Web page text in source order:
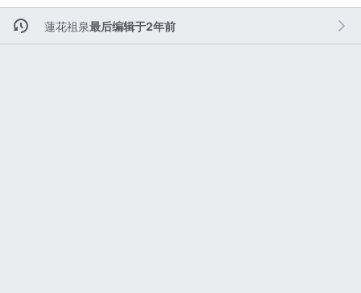
蓮花祖泉最后编辑于2年前